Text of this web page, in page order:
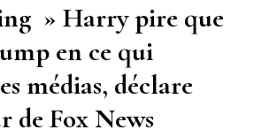
» Harry pire que
en ce qui
médias, déclare
de Fox News